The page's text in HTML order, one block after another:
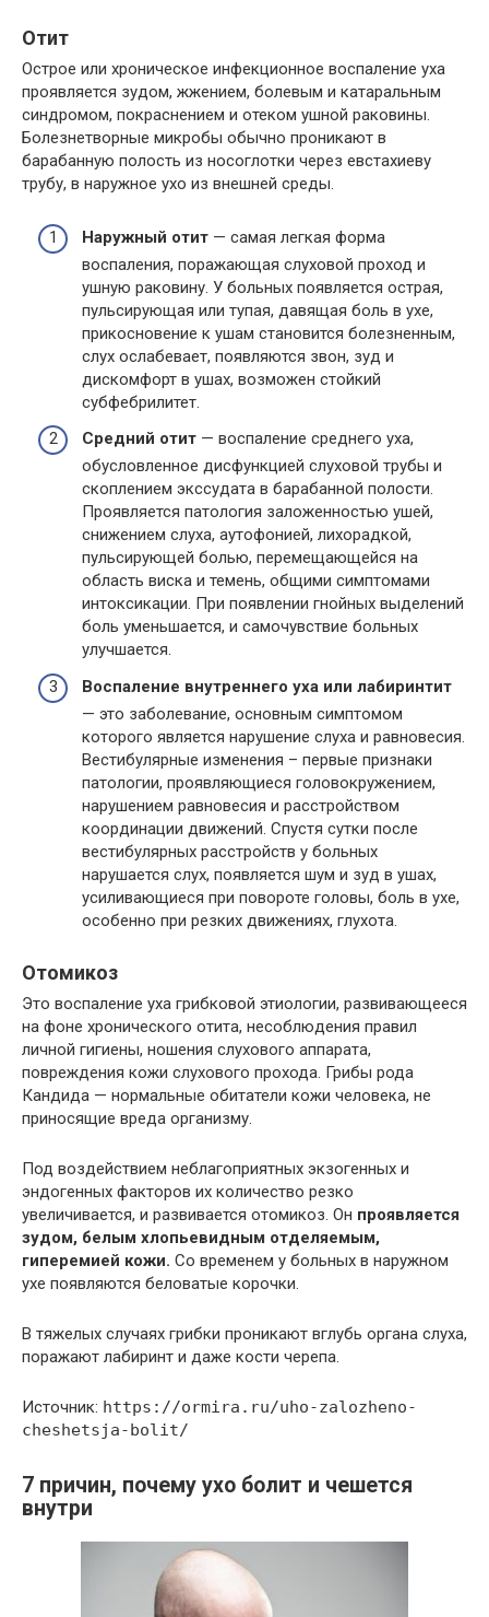
Отит
Острое или хроническое инфекционное воспаление уха
проявляется зудом, жжением, болевым и катаральным
синдромом, покраснением и отеком ушной раковины.
Болезнетворные микробы обычно проникают в
барабанную полость из носоглотки через евстахиеву
трубу, в наружное ухо из внешней среды.
Наружный отит — самая легкая форма
воспаления, поражающая слуховой проход и
ушную раковину. У больных появляется острая,
пульсирующая или тупая, давящая боль в ухе,
прикосновение к ушам становится болезненным,
слух ослабевает, появляются звон, зуд и
дискомфорт в ушах, возможен стойкий
субфебрилитет.
Средний отит — воспаление среднего уха,
обусловленное дисфункцией слуховой трубы и
скоплением экссудата в барабанной полости.
Проявляется патология заложенностью ушей,
снижением слуха, аутофонией, лихорадкой,
пульсирующей болью, перемещающейся на
область виска и темень, общими симптомами
интоксикации. При появлении гнойных выделений
боль уменьшается, и самочувствие больных
улучшается.
Воспаление внутреннего уха или лабиринтит
— это заболевание, основным симптомом
которого является нарушение слуха и равновесия.
Вестибулярные изменения – первые признаки
патологии, проявляющиеся головокружением,
нарушением равновесия и расстройством
координации движений. Спустя сутки после
вестибулярных расстройств у больных
нарушается слух, появляется шум и зуд в ушах,
усиливающиеся при повороте головы, боль в ухе,
особенно при резких движениях, глухота.
Отомикоз
Это воспаление уха грибковой этиологии, развивающееся
на фоне хронического отита, несоблюдения правил
личной гигиены, ношения слухового аппарата,
повреждения кожи слухового прохода. Грибы рода
Кандида — нормальные обитатели кожи человека, не
приносящие вреда организму.
Под воздействием неблагоприятных экзогенных и
эндогенных факторов их количество резко
увеличивается, и развивается отомикоз. Он проявляется
зудом, белым хлопьевидным отделяемым,
гиперемией кожи. Со временем у больных в наружном
ухе появляются беловатые корочки.
В тяжелых случаях грибки проникают вглубь органа слуха,
поражают лабиринт и даже кости черепа.
Источник: https://ormira.ru/uho-zalozheno-
cheshetsja-bolit/
7 причин, почему ухо болит и чешется
внутри